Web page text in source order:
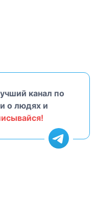
канал по
о людях и